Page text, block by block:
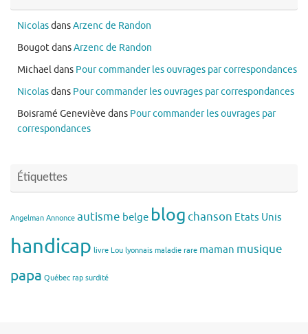
NicolasdansArzenc de Randon
BougotdansArzenc de Randon
Michaeldans Pour commander les ouvrages par correspondances
Nicolasdans Pour commander les ouvrages par correspondances
Boisramé Geneviève dans Pour commander les ouvrages par
correspondances
Étiquettes
Angelman Annonce autisme belge blogchanson Etats Unis
handicap livre Lou lyonnais maladie rare maman musique
papa Québec rap surdité